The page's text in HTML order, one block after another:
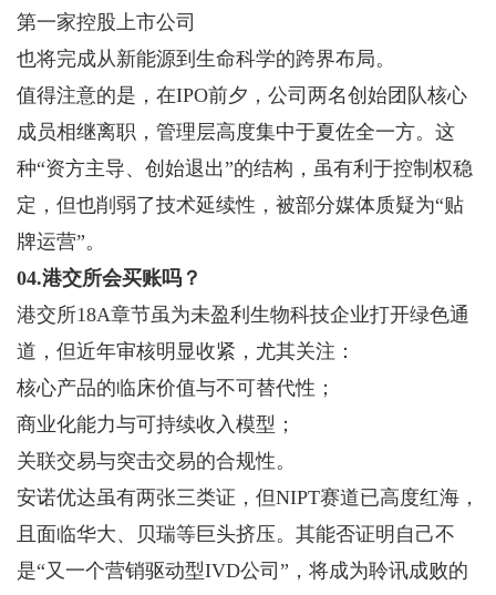
第一家控股上市公司
也将完成从新能源到生命科学的跨界布局。
值得注意的是，在IPO前夕，公司两名创始团队核心
成员相继离职，管理层高度集中于夏佐全一方。这
种“资方主导、创始退出”的结构，虽有利于控制权稳
定，但也削弱了技术延续性，被部分媒体质疑为“贴
牌运营”。
04.港交所会买账吗？
港交所18A章节虽为未盈利生物科技企业打开绿色通
道，但近年审核明显收紧，尤其关注：
核心产品的临床价值与不可替代性；
商业化能力与可持续收入模型；
关联交易与突击交易的合规性。
安诺优达虽有两张三类证，但NIPT赛道已高度红海，
且面临华大、贝瑞等巨头挤压。其能否证明自己不
是“又一个营销驱动型IVD公司”，将成为聆讯成败的